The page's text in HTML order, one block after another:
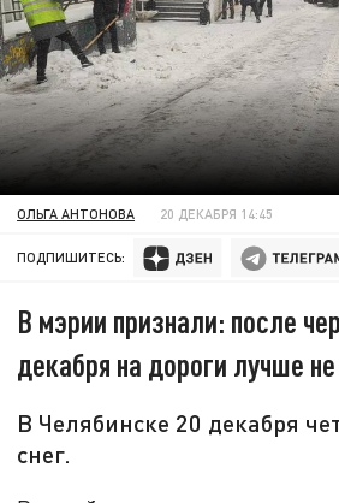
ОЛЬГА АНТОНОВА 20 ДЕКАБРЯ 14:45
ПОДПИШИТЕСЬ:
В мэрии признали: после
декабря на дороги лучше
В Челябинске 20 декабря
снег.